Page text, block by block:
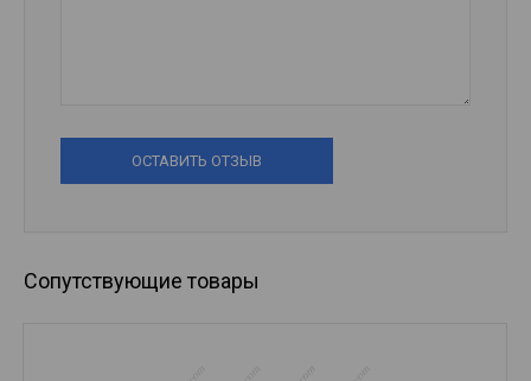
ОСТАВИТЬ ОТЗЫВ
Сопутствующие товары